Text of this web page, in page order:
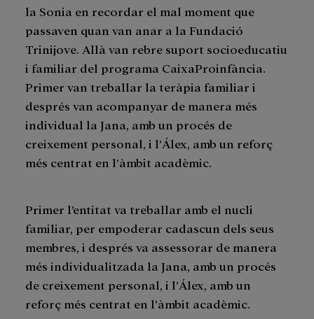
la Sonia en recordar el mal moment que
passaven quan van anar a la Fundació
Trinijove. Allà van rebre suport socioeducatiu
i familiar del programa CaixaProinfància.
Primer van treballar la teràpia familiar i
després van acompanyar de manera més
individual la Jana, amb un procés de
creixement personal, i l’Álex, amb un reforç
més centrat en l’àmbit acadèmic.
Primer l’entitat va treballar amb el nucli
familiar, per empoderar cadascun dels seus
membres, i després va assessorar de manera
més individualitzada la Jana, amb un procés
de creixement personal, i l’Álex, amb un
reforç més centrat en l’àmbit acadèmic.